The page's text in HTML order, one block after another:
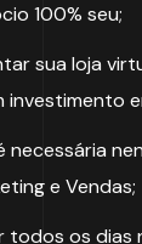
100% seu;
sua loja
investimento
necessária
e Vendas;
todos os dias